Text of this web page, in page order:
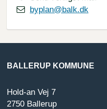
byplan@balk.dk
BALLERUP KOMMUNE
Hold-an Vej 7
2750 Ballerup